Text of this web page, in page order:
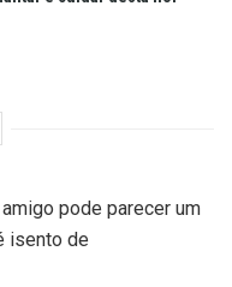
pode parecer um
isento de